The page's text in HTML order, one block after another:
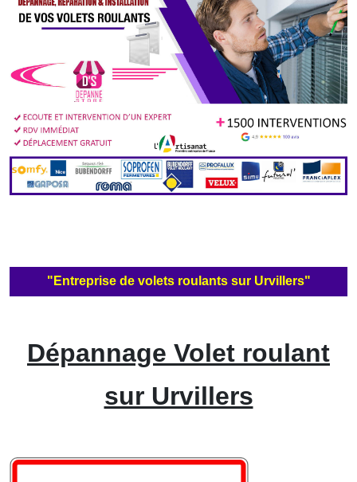
"Entreprise de volets roulants sur Urvillers"
Dépannage Volet roulant
sur Urvillers